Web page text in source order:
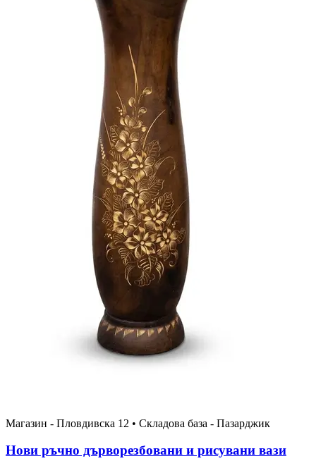
Магазин - Пловдивска 12 • Складова база - Пазарджик
Нови ръчно дърворезбовани и рисувани вази